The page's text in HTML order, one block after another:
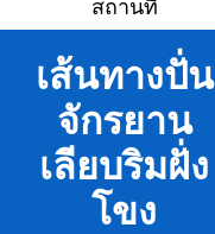
สถานที่
เส้นทางปั่น
จักรยาน
เลียบริมฝั่ง
โขง